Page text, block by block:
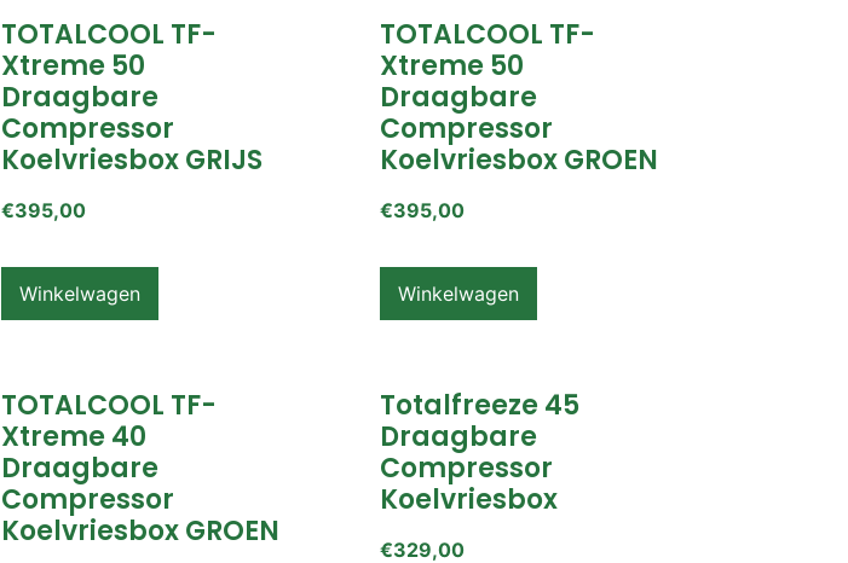
TOTALCOOL TF-
Xtreme 50
Draagbare
Compressor
Koelvriesbox GRIJS
€395,00
Winkelwagen
TOTALCOOL TF-
Xtreme 50
Draagbare
Compressor
Koelvriesbox GROEN
€395,00
Winkelwagen
TOTALCOOL TF-
Xtreme 40
Draagbare
Compressor
Koelvriesbox GROEN
Totalfreeze 45
Draagbare
Compressor
Koelvriesbox
€329,00